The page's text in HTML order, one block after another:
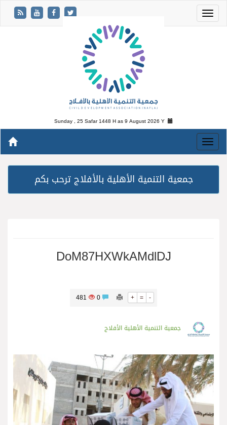
Sunday , 25 Safar 1448 H as9 August 2026 Y
جمعية التنمية الأهلية بالأفلاج ترحب بكم
DoM87HXWkAMdlDJ
+ = -
481
جمعية التنمية الأهلية الأفلاج